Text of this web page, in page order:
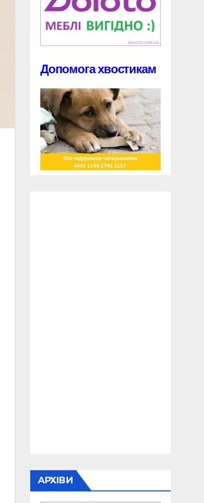
Допомога хвостикам
АРХІВИ